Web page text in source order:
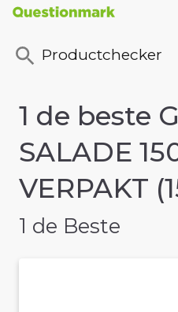
Productchecker
1 de beste
SALADE
VERPAKT
1 de Beste